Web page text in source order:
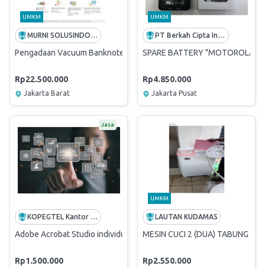
UMKM
MURNI SOLUSINDO NUSANTARA
Pengadaan Vacuum Banknote Counting Machine - Glory GNH-710
Rp22.500.000
Jakarta Barat
UMKM
PT Berkah Cipta Indo
SPARE BATTERY "MOTOROLA
Rp4.850.000
Jakarta Pusat
Jasa
KOPEGTEL Kantor Perusahaan
Adobe Acrobat Studio individual (1 year subscription)
Rp1.500.000
UMKM
LAUTAN KUDAMAS
MESIN CUCI 2 (DUA) TABUNG
Rp2.550.000